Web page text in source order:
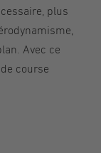
plus
Avec ce
course